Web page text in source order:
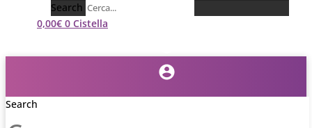
Search
0,00€ 0 Cistella
Search